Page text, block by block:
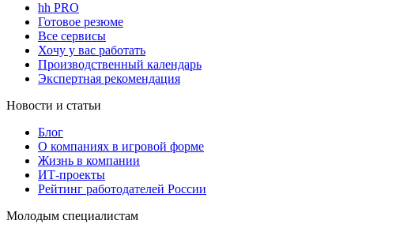
hh PRO
Готовое резюме
Все сервисы
Хочу у вас работать
Производственный календарь
Экспертная рекомендация
Новости и статьи
Блог
О компаниях в игровой форме
Жизнь в компании
ИТ-проекты
Рейтинг работодателей России
Молодым специалистам